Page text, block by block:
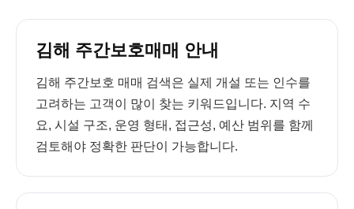
김해 주간보호매매 안내
김해 주간보호 매매 검색은 실제 개설 또는 인수를
고려하는 고객이 많이 찾는 키워드입니다. 지역 수
요, 시설 구조, 운영 형태, 접근성, 예산 범위를 함께
검토해야 정확한 판단이 가능합니다.